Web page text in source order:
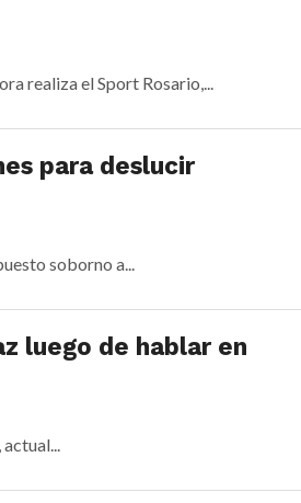
realiza el Sport Rosario,...
para deslucir
soborno a...
luego de hablar en